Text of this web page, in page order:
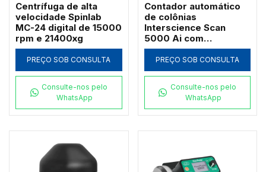
Centrífuga de alta
velocidade Spinlab
MC-24 digital de 15000
rpm e 21400xg
PREÇO SOB CONSULTA
Consulte-nos pelo
WhatsApp
Contador automático
de colônias
Interscience Scan
5000 Ai com
inteligência artificial
para placas de até
150mm
PREÇO SOB CONSULTA
Consulte-nos pelo
WhatsApp